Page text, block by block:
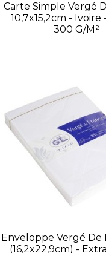
Carte Simple Vergé
10,7x15,2cm - Ivoire
300 G/m²
Enveloppe Vergé De
(16,2x22,9cm) -